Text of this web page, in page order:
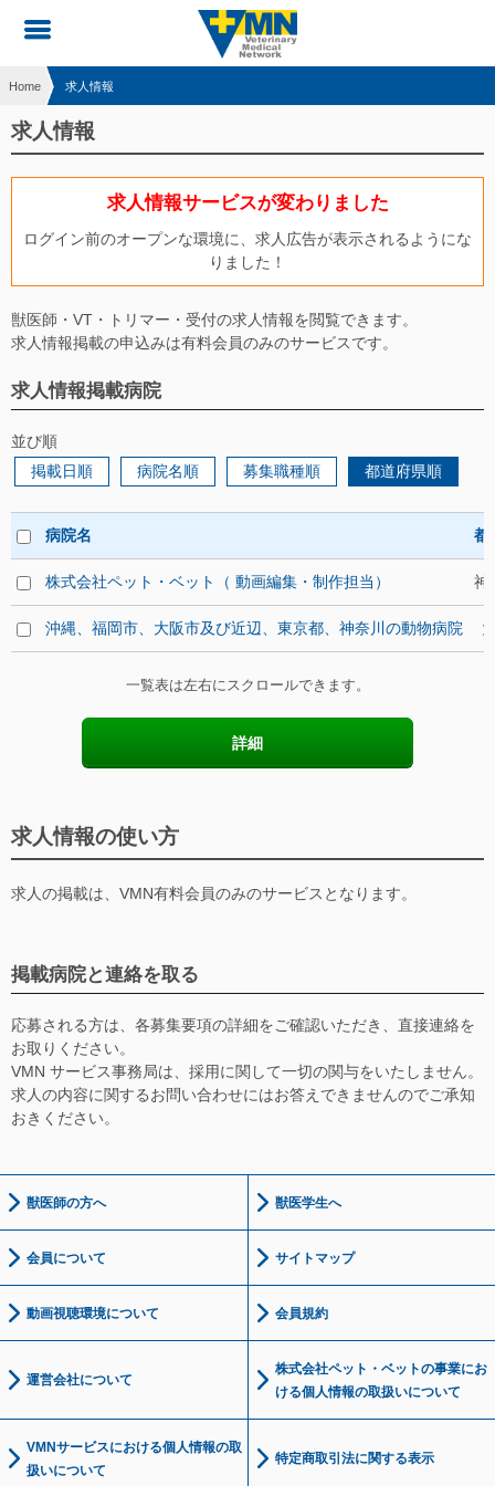
Home 求人情報
求人情報
求人情報サービスが変わりました
ログイン前のオープンな環境に、求人広告が表示されるようにな
りました！
獣医師・VT・トリマー・受付の求人情報を閲覧できます。
求人情報掲載の申込みは有料会員のみのサービスです。
求人情報掲載病院
並び順
掲載日順
病院名順 募集職種順 都道府県順
病院名 都
株式会社ペット・ベット（ 動画編集・制作担当） 神
沖縄、福岡市、大阪市及び近辺、東京都、神奈川の動物病院
一覧表は左右にスクロールできます。
詳細
求人情報の使い方
求人の掲載は、VMN有料会員のみのサービスとなります。
掲載病院と連絡を取る
応募される方は、各募集要項の詳細をご確認いただき、直接連絡を
お取りください。
VMN サービス事務局は、採用に関して一切の関与をいたしません。
求人の内容に関するお問い合わせにはお答えできませんのでご承知
おきください。
獣医師の方へ 獣医学生へ
会員について サイトマップ
動画視聴環境について 会員規約
運営会社について
株式会社ペット・ベットの事業にお
ける個人情報の取扱いについて
VMNサービスにおける個人情報の取
扱いについて
特定商取引法に関する表示